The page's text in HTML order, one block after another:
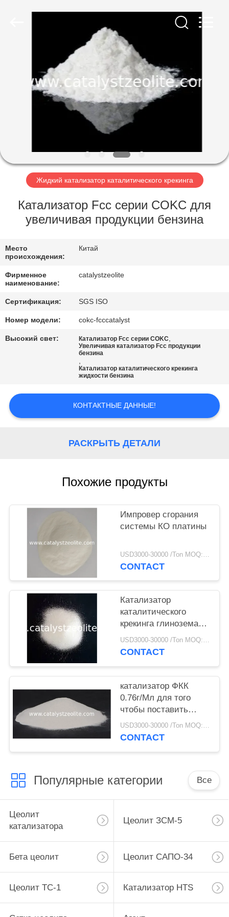
ПРОДУКТЫ
ПУТЕШЕСТВИЕ
ФАБРИКИ
ПРОВЕРКА
СВЯЖИТЕСЬ
МЫ
НОВОСТИ
САЙТА
Жидкий катализатор каталитического крекинга
Катализатор Fcc серии COKC для
увеличивая продукции бензина
Место
происхождения:
Китай
Фирменное
наименование:
catalystzeolite
Сертификация: SGS ISO
Номер модели: cokc-fcccatalyst
Высокий свет: Катализатор Fcc серии COKC,
Увеличивая катализатор Fcc продукции
бензина
,
Катализатор каталитического крекинга
жидкости бензина
КОНТАКТНЫЕ ДАННЫЕ!
РАСКРЫТЬ ДЕТАЛИ
Похожие продукты
Импровер сгорания
системы КО платины
USD3000-30000 /Ton MOQ:1 кг
CONTACT
Катализатор
каталитического
крекинга глинозема
ФКК глинозема 42%
жидкий
USD3000-30000 /Ton MOQ:1 кг
CONTACT
катализатор ФКК
0.76г/Мл для того
чтобы поставить
больше бутилена для
рифайнеров
USD3000-30000 /Ton MOQ:1 кг
CONTACT
Популярные категории Все
Цеолит
катализатора
Цеолит ЗСМ-5
Бета цеолит Цеолит САПО-34
Цеолит ТС-1 Катализатор HTS